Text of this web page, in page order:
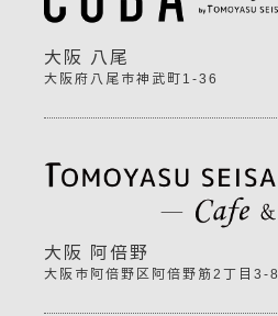
大阪 八尾
大阪府八尾市神武町1-36
大阪 阿倍野
大阪市阿倍野区阿倍野筋2丁目3-8